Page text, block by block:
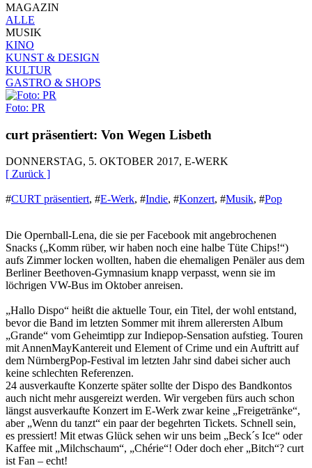
MAGAZIN
ALLE
MUSIK
KINO
KUNST & DESIGN
KULTUR
GASTRO & SHOPS
Foto: PR
curt präsentiert: Von Wegen Lisbeth
DONNERSTAG, 5. OKTOBER 2017, E-WERK
[ Zurück ]
#CURT präsentiert, #E-Werk, #Indie, #Konzert, #Musik, #Pop
Die Opernball-Lena, die sie per Facebook mit angebrochenen
Snacks („Komm rüber, wir haben noch eine halbe Tüte Chips!“)
aufs Zimmer locken wollten, haben die ehemaligen Penäler aus dem
Berliner Beethoven-Gymnasium knapp verpasst, wenn sie im
löchrigen VW-Bus im Oktober anreisen.
„Hallo Dispo“ heißt die aktuelle Tour, ein Titel, der wohl entstand,
bevor die Band im letzten Sommer mit ihrem allerersten Album
„Grande“ vom Geheimtipp zur Indiepop-Sensation aufstieg. Touren
mit AnnenMayKantereit und Element of Crime und ein Auftritt auf
dem NürnbergPop-Festival im letzten Jahr sind dabei sicher auch
keine schlechten Referenzen.
24 ausverkaufte Konzerte später sollte der Dispo des Bandkontos
auch nicht mehr ausgereizt werden. Wir vergeben fürs auch schon
längst ausverkaufte Konzert im E-Werk zwar keine „Freigetränke“,
aber „Wenn du tanzt“ ein paar der begehrten Tickets. Schnell sein,
es pressiert! Mit etwas Glück sehen wir uns beim „Beck´s Ice“ oder
Kaffee mit „Milchschaum“, „Chérie“! Oder doch eher „Bitch“? curt
ist Fan – echt!